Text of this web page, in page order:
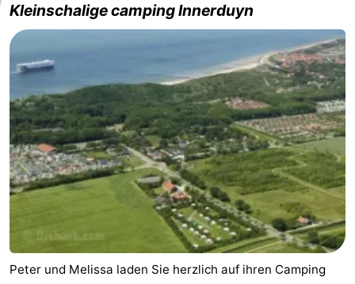
Dishoek
Noordzee
Résidence
Dishoek
Campingplätze
Ferienhäuser
-
Duinhof
Klein
Dishoek
-
Duinzicht
-
Galgewei
-
Meerpaal
-
Kleinschalige camping Innerduyn
Peter und Melissa laden Sie herzlich auf ihren Camping